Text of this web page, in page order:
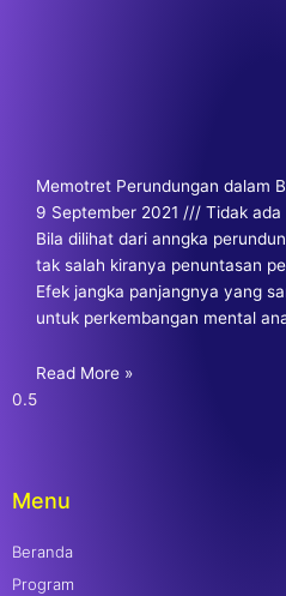
Memotret Perundungan dalam
9 September 2021
Tidak
Bila dilihat dari anngka
tak salah kiranya penuntasan
Efek jangka panjangnya yang
untuk perkembangan mental
Read More »
Menu
Beranda
Program